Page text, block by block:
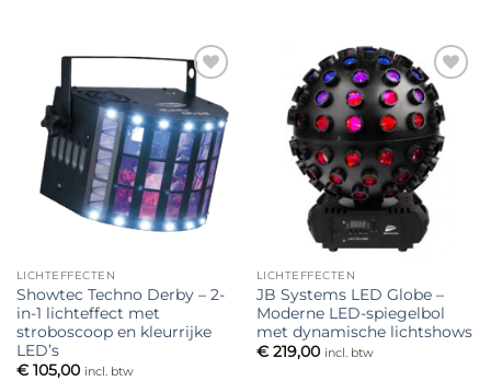
Toevoegen
aan
verlanglijst
LICHTEFFECTEN
Showtec Techno Derby – 2-
in-1 lichteffect met
stroboscoop en kleurrijke
LED’s
€105,00 incl. btw
Toevoegen
aan
verlanglijst
LICHTEFFECTEN
JB Systems LED Globe –
Moderne LED-spiegelbol
met dynamische lichtshows
€219,00 incl. btw